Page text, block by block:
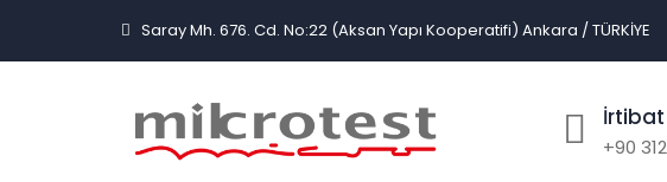
Saray Mh. 676. Cd. No:22 (Aksan Yapı Kooperatifi) Ankara / TÜRKİYE
İrtibat
+90